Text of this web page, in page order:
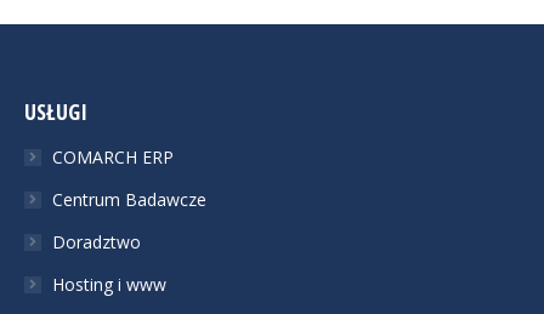
USŁUGI
COMARCH ERP
Centrum Badawcze
Doradztwo
Hosting i www